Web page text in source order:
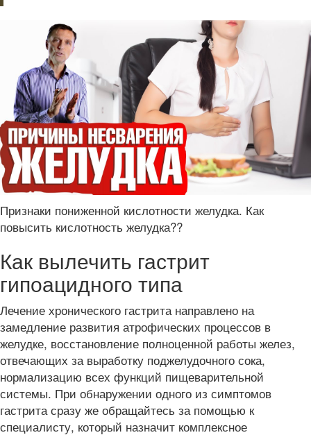
Признаки пониженной кислотности желудка. Как
повысить кислотность желудка??
Как вылечить гастрит
гипоацидного типа
Лечение хронического гастрита направлено на
замедление развития атрофических процессов в
желудке, восстановление полноценной работы желез,
отвечающих за выработку поджелудочного сока,
нормализацию всех функций пищеварительной
системы. При обнаружении одного из симптомов
гастрита сразу же обращайтесь за помощью к
специалисту, который назначит комплексное